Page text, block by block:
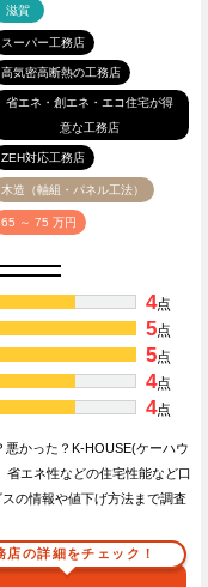
滋賀
スーパー工務店
高気密高断熱の工務店
省エネ・創エネ・エコ住宅が得
意な工務店
ZEH対応工務店
木造（軸組・パネル工法）
65 ～ 75 万円
4点
5点
5点
4点
4点
かった？K-HOUSE(ケーハウ
省エネ性などの住宅性能など口
の情報や値下げ方法まで調査
店の詳細をチェック！